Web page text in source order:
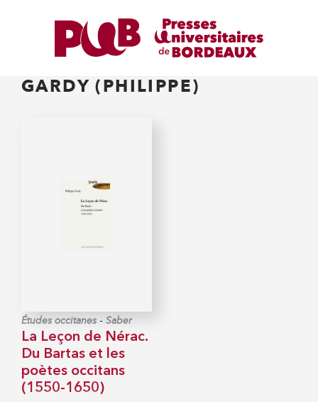
GARDY (PHILIPPE)
Études occitanes - Saber
La Leçon de Nérac.
Du Bartas et les
poètes occitans
(1550-1650)